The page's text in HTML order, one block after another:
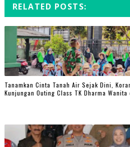
RELATED POSTS:
Tanamkan Cinta Tanah Air Sejak Dini,
Kunjungan Outing Class TK Dharma Wanita